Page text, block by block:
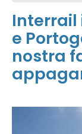
Interrail
e
nostra